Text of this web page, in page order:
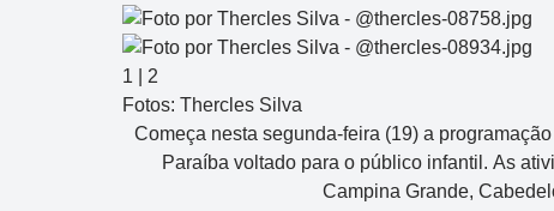
1
2
Fotos: Thercles Silva
Começa nesta segunda-feira (19) a
Paraíba voltado para o público infantil. As
Campina Grande,